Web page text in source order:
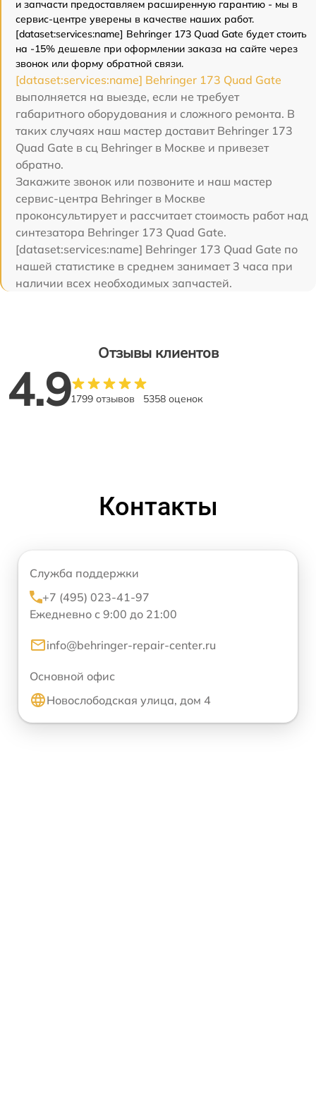
и запчасти предоставляем расширенную гарантию - мы в
сервис-центре уверены в качестве наших работ.
[dataset:services:name] Behringer 173 Quad Gate будет стоить
на -15% дешевле при оформлении заказа на сайте через
звонок или форму обратной связи.
[dataset:services:name] Behringer 173 Quad Gate
выполняется на выезде, если не требует
габаритного оборудования и сложного ремонта. В
таких случаях наш мастер доставит Behringer 173
Quad Gate в сц Behringer в Москве и привезет
обратно.
Закажите звонок или позвоните и наш мастер
сервис-центра Behringer в Москве
проконсультирует и рассчитает стоимость работ над
синтезатора Behringer 173 Quad Gate.
[dataset:services:name] Behringer 173 Quad Gate по
нашей статистике в среднем занимает 3 часа при
наличии всех необходимых запчастей.
Отзывы клиентов
4.91799 отзывов 5358 оценок
Контакты
Служба поддержки
+7 (495) 023-41-97
Ежедневно с 9:00 до 21:00
info@behringer-repair-center.ru
Основной офис
Новослободская улица, дом 4